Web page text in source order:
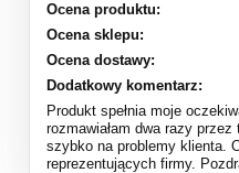
Ocena produktu:
Ocena sklepu:
Ocena dostawy:
Dodatkowy komentarz:
Produkt spełnia moje
rozmawiałam dwa razy
szybko na problemy klienta.
reprezentujących firmy.